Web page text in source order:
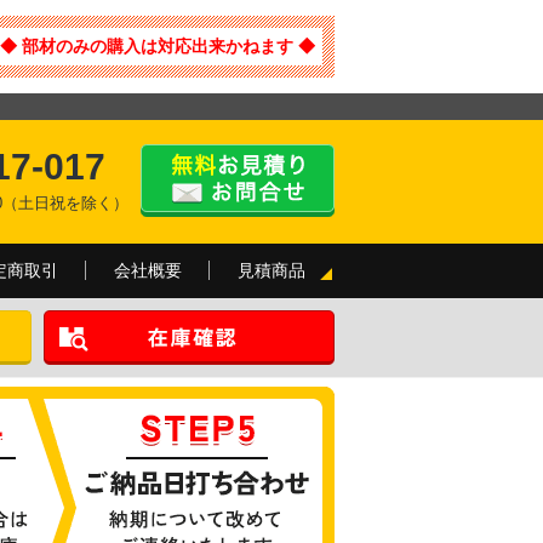
部材のみの購入は対応出来かねます ◆
017
土日祝を除く）
商取引 会社概要 見積商品